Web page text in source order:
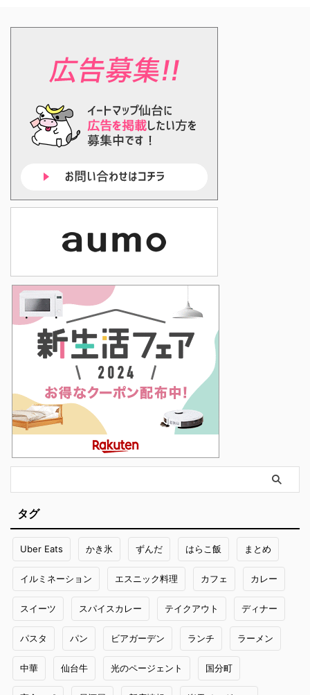
タグ
Uber Eats かき氷 ずんだ はらこ飯 まとめ
イルミネーション エスニック料理 カフェ カレー
スイーツ スパイスカレー テイクアウト ディナー
パスタ パン ビアガーデン ランチ ラーメン
中華 仙台牛 光のページェント 国分町